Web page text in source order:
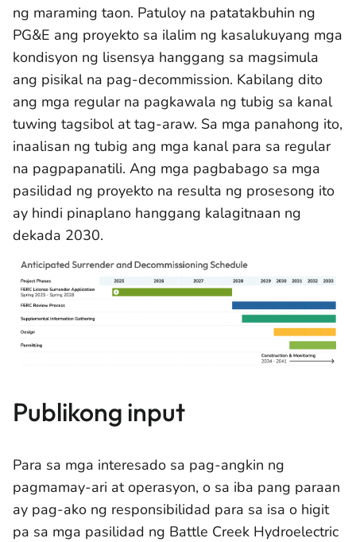
ng maraming taon. Patuloy na patatakbuhin ng
PG&E ang proyekto sa ilalim ng kasalukuyang mga
kondisyon ng lisensya hanggang sa magsimula
ang pisikal na pag-decommission. Kabilang dito
ang mga regular na pagkawala ng tubig sa kanal
tuwing tagsibol at tag-araw. Sa mga panahong ito,
inaalisan ng tubig ang mga kanal para sa regular
na pagpapanatili. Ang mga pagbabago sa mga
pasilidad ng proyekto na resulta ng prosesong ito
ay hindi pinaplano hanggang kalagitnaan ng
dekada 2030.
Publikong input
Para sa mga interesado sa pag-angkin ng
pagmamay-ari at operasyon, o sa iba pang paraan
ay pag-ako ng responsibilidad para sa isa o higit
pa sa mga pasilidad ng Battle Creek Hydroelectric